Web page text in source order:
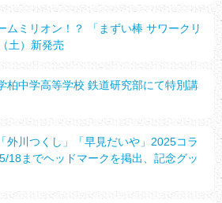
ムミリオン！？ 「まずい棒 サワークリ
土）新発売
柏中学高等学校 鉄道研究部にて特別講
外川つくし」「早見だいや」2025コラ
18までヘッドマークを掲出、記念グッ